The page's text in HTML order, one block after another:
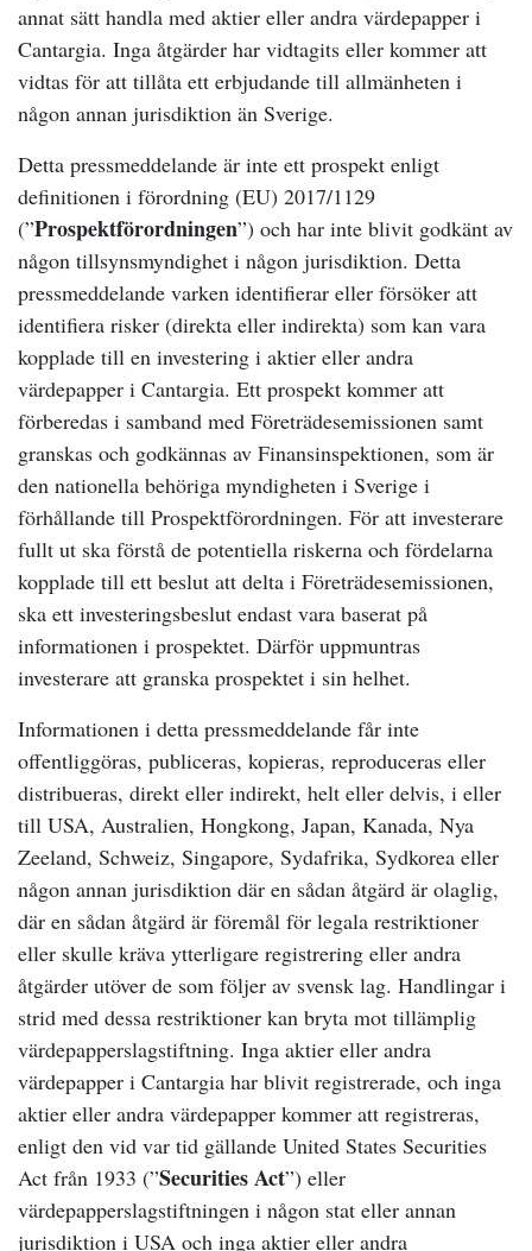
annat sätt handla med aktier eller andra värdepapper i
Cantargia. Inga åtgärder har vidtagits eller kommer att
vidtas för att tillåta ett erbjudande till allmänheten i
någon annan jurisdiktion än Sverige.
Detta pressmeddelande är inte ett prospekt enligt
definitionen i förordning (EU) 2017/1129
(”Prospektförordningen”) och har inte blivit godkänt av
någon tillsynsmyndighet i någon jurisdiktion. Detta
pressmeddelande varken identifierar eller försöker att
identifiera risker (direkta eller indirekta) som kan vara
kopplade till en investering i aktier eller andra
värdepapper i Cantargia. Ett prospekt kommer att
förberedas i samband med Företrädesemissionen samt
granskas och godkännas av Finansinspektionen, som är
den nationella behöriga myndigheten i Sverige i
förhållande till Prospektförordningen. För att investerare
fullt ut ska förstå de potentiella riskerna och fördelarna
kopplade till ett beslut att delta i Företrädesemissionen,
ska ett investeringsbeslut endast vara baserat på
informationen i prospektet. Därför uppmuntras
investerare att granska prospektet i sin helhet.
Informationen i detta pressmeddelande får inte
offentliggöras, publiceras, kopieras, reproduceras eller
distribueras, direkt eller indirekt, helt eller delvis, i eller
till USA, Australien, Hongkong, Japan, Kanada, Nya
Zeeland, Schweiz, Singapore, Sydafrika, Sydkorea eller
någon annan jurisdiktion där en sådan åtgärd är olaglig,
där en sådan åtgärd är föremål för legala restriktioner
eller skulle kräva ytterligare registrering eller andra
åtgärder utöver de som följer av svensk lag. Handlingar i
strid med dessa restriktioner kan bryta mot tillämplig
värdepapperslagstiftning. Inga aktier eller andra
värdepapper i Cantargia har blivit registrerade, och inga
aktier eller andra värdepapper kommer att registreras,
enligt den vid var tid gällande United States Securities
Act från 1933 (”Securities Act”) eller
värdepapperslagstiftningen i någon stat eller annan
jurisdiktion i USA och inga aktier eller andra